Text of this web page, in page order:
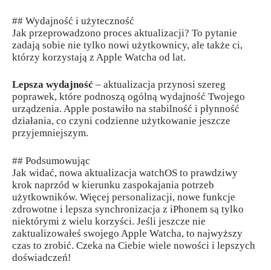
## Wydajność i użyteczność
Jak przeprowadzono proces aktualizacji? To pytanie
zadają sobie nie tylko nowi użytkownicy, ale także ci,
którzy korzystają z Apple Watcha od lat.
Lepsza wydajność – aktualizacja przynosi szereg
poprawek, które podnoszą ogólną wydajność Twojego
urządzenia. Apple postawiło na stabilność i płynność
działania, co czyni codzienne użytkowanie jeszcze
przyjemniejszym.
## Podsumowując
Jak widać, nowa aktualizacja watchOS to prawdziwy
krok naprzód w kierunku zaspokajania potrzeb
użytkowników. Więcej personalizacji, nowe funkcje
zdrowotne i lepsza synchronizacja z iPhonem są tylko
niektórymi z wielu korzyści. Jeśli jeszcze nie
zaktualizowałeś swojego Apple Watcha, to najwyższy
czas to zrobić. Czeka na Ciebie wiele nowości i lepszych
doświadczeń!